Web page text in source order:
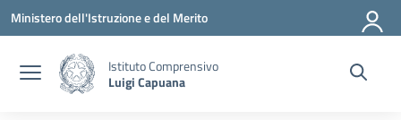
Vai ai contenuti
Vai al menu di navigazione
Vai al footer
Ministero dell'Istruzione e del Merito
Istituto Comprensivo
Luigi Capuana